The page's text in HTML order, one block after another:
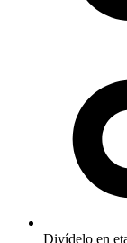
Divídelo en